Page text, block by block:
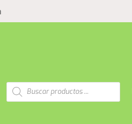
Búsqueda
de
productos